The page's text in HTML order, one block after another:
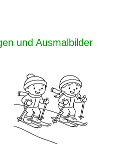
und Ausmalbilder